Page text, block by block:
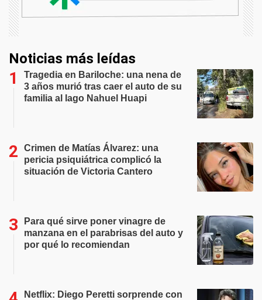
Noticias más leídas
Tragedia en Bariloche: una nena de
3 años murió tras caer el auto de su
familia al lago Nahuel Huapi
Crimen de Matías Álvarez: una
pericia psiquiátrica complicó la
situación de Victoria Cantero
Para qué sirve poner vinagre de
manzana en el parabrisas del auto y
por qué lo recomiendan
Netflix: Diego Peretti sorprende con